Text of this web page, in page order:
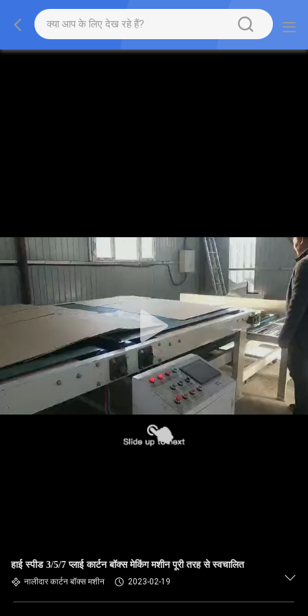
हाई स्पीड 3/5/7 प्लाई कार्टन बॉक्स मेकिंग मशीन पूरी तरह से स्वचालित
नालीदार कार्टन बॉक्स मशीन 2023-02-19